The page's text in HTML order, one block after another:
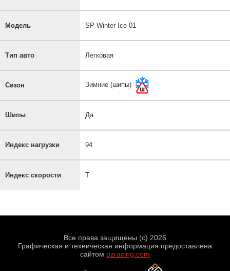
Модель SP Winter Ice 01
Тип авто Легковая
Сезон Зимние (шипы)
Шипы Да
Индекс нагрузки 94
Индекс скорости T
Все права защищены (с) 2026
Графическая и техническая информация предоставлена
сайтом ozracing.com